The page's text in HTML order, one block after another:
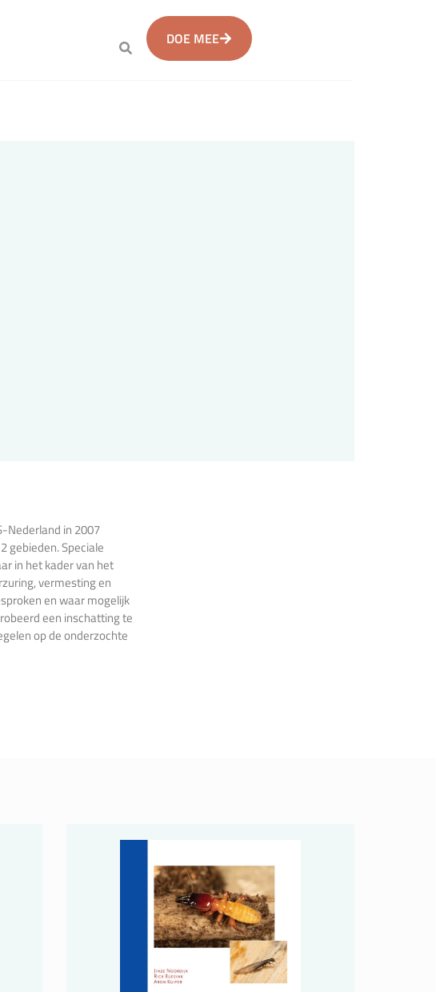
DOE MEE
Nederland in 2007
gebieden. Speciale
in het kader van het
vermesting en
en waar mogelijk
een inschatting te
op de onderzochte